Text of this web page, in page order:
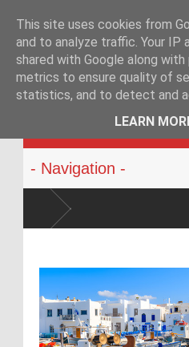
This site uses cookies from
and to analyze traffic. Your IP
shared with Google along
metrics to ensure quality of
statistics, and to detect and
LEARN